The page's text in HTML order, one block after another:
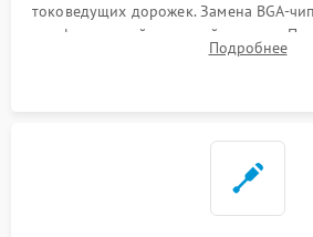
токоведущих дорожек. Замена BGA-
инфракрасной паяльной станции.
BIOS или заменаПодробнее